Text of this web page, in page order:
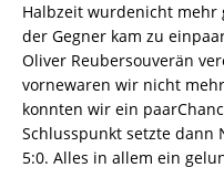
Halbzeit wurdenicht
der Gegner kam zu
Oliver Reubersouverän
vornewaren wir nicht
konnten wir ein
Schlusspunkt setzte dann
5:0. Alles in allem ein